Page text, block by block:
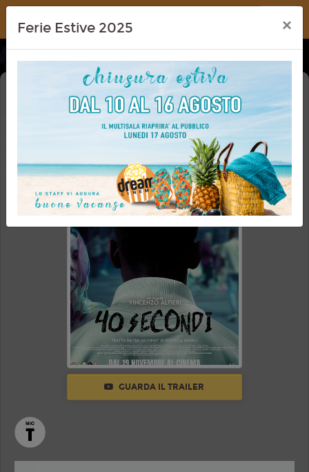
Dream Cinema
40 SECONDI
GUARDA IL TRAILER
Ferie Estive 2025 ×